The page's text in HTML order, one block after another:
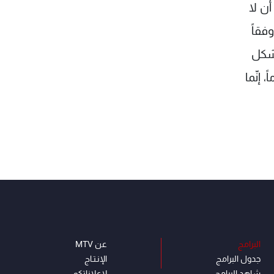
لا
إنّما
البرامج
جدول البرامج
عن MTV
الإنـتـاج